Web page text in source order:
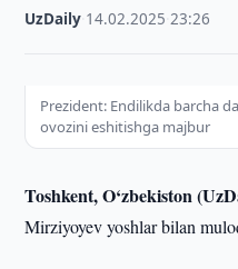
UzDaily 14.02.2025 ·23:26
Prezident: Endilikda barcha
ovozini eshitishga majbur
Toshkent, O‘zbekiston
Mirziyoyev yoshlar bilan